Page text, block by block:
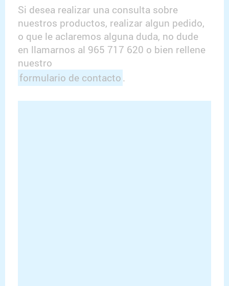
Si desea realizar una consulta sobre
nuestros productos, realizar algun pedido,
o que le aclaremos alguna duda, no dude
en llamarnos al 965 717 620 o bien rellene
nuestro
formulario de contacto .